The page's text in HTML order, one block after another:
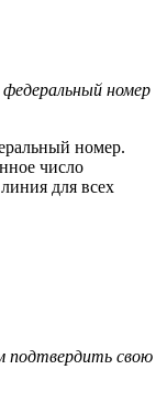
номер
номер.
число
для всех
подтвердить свою